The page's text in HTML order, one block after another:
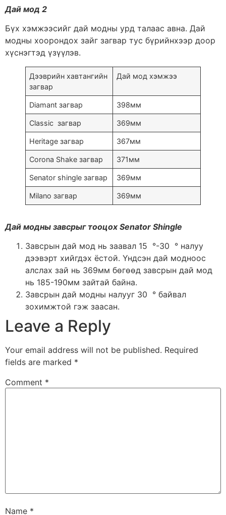
Дай мод 2
Бүх хэмжээсийг дай модны урд талаас авна. Дай
модны хоорондох зайг загвар тус бүрийнхээр доор
хүснэгтэд үзүүлэв.
Дээврийн хавтангийн
загвар
Дай мод хэмжээ
Diamant загвар 398мм
Classic загвар 369мм
Heritage загвар 367мм
Corona Shake загвар 371мм
Senator shingle загвар 369мм
Milano загвар 369мм
Дай модны завсрыг тооцох Senator Shingle
Завсрын дай мод нь заавал 15 °-30 ° налуу
дээвэрт хийгдэх ёстой. Үндсэн дай модноос
алслах зай нь 369мм бөгөөд завсрын дай мод
нь 185-190мм зайтай байна.
Завсрын дай модны налууг 30 ° байвал
зохимжтой гэж заасан.
Leave a Reply
Your email address will not be published. Required
fields are marked *
Comment *
Name *